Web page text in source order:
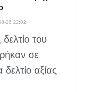
26 22:02
του
σε
αξίας